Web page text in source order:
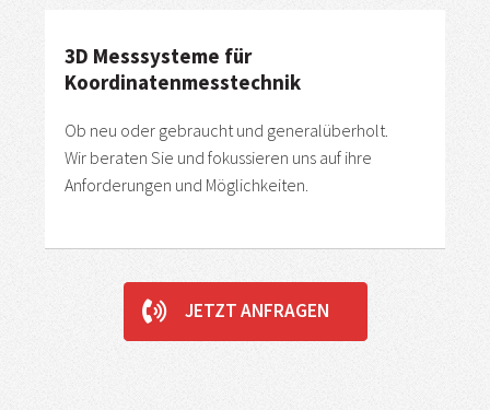
3D Messsysteme für
Koordinatenmesstechnik
Ob neu oder gebraucht und generalüberholt.
Wir beraten Sie und fokussieren uns auf ihre
Anforderungen und Möglichkeiten.
JETZT ANFRAGEN